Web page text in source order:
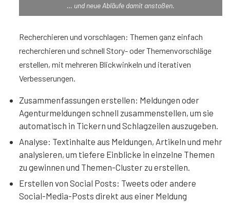
… und neue Abläufe damit anstoßen.
Recherchieren und vorschlagen: Themen ganz einfach
recherchieren und schnell Story- oder Themenvorschläge
erstellen, mit mehreren Blickwinkeln und iterativen
Verbesserungen.
Zusammenfassungen erstellen: Meldungen oder
Agenturmeldungen schnell zusammenstellen, um sie
automatisch in Tickern und Schlagzeilen auszugeben.
Analyse: Textinhalte aus Meldungen, Artikeln und mehr
analysieren, um tiefere Einblicke in einzelne Themen
zu gewinnen und Themen-Cluster zu erstellen.
Erstellen von Social Posts: Tweets oder andere
Social-Media-Posts direkt aus einer Meldung